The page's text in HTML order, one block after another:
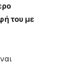
του με